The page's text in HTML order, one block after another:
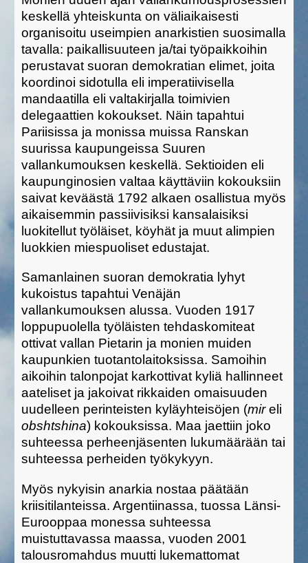
keskellä yhteiskunta on väliaikaisesti
organisoitu useimpien anarkistien suosimalla
tavalla: paikallisuuteen ja/tai työpaikkoihin
perustavat suoran demokratian elimet, joita
koordinoi sidotulla eli imperatiivisella
mandaatilla eli valtakirjalla toimivien
delegaattien kokoukset. Näin tapahtui
Pariisissa ja monissa muissa Ranskan
suurissa kaupungeissa Suuren
vallankumouksen keskellä. Sektioiden eli
kaupunginosien valtaa käyttäviin kokouksiin
saivat keväästä 1792 alkaen osallistua myös
aikaisemmin passiivisiksi kansalaisiksi
luokitellut työläiset, köyhät ja muut alimpien
luokkien miespuoliset edustajat.
Samanlainen suoran demokratia lyhyt
kukoistus tapahtui Venäjän
vallankumouksen alussa. Vuoden 1917
loppupuolella työläisten tehdaskomiteat
ottivat vallan Pietarin ja monien muiden
kaupunkien tuotantolaitoksissa. Samoihin
aikoihin talonpojat karkottivat kyliä hallinneet
aateliset ja jakoivat rikkaiden omaisuuden
uudelleen perinteisten kyläyhteisöjen (mireli
obshtshina)kokouksissa. Maa jaettiin joko
suhteessa perheenjäsenten lukumäärään tai
suhteessa perheiden työkykyyn.
Myös nykyisin anarkia nostaa päätään
kriisitilanteissa. Argentiinassa, tuossa Länsi-
Eurooppaa monessa suhteessa
muistuttavassa maassa, vuoden 2001
talousromahdus muutti lukemattomat